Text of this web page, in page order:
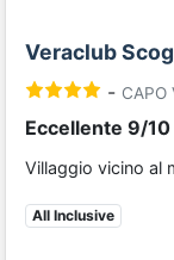
Veraclub
- CAPO
Eccellente 9/10
Villaggio vicino al
All Inclusive